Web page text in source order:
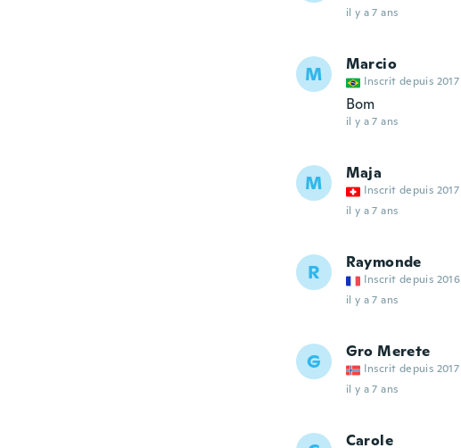
il y a 7 ans
M Marcio
Inscrit depuis 2017
Bom
il y a 7 ans
M Maja
Inscrit depuis 2017
il y a 7 ans
R Raymonde
Inscrit depuis 2016
il y a 7 ans
G Gro Merete
Inscrit depuis 2017
il y a 7 ans
Carole